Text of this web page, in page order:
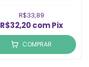
R$33,89
R$32,20com Pix
COMPRAR